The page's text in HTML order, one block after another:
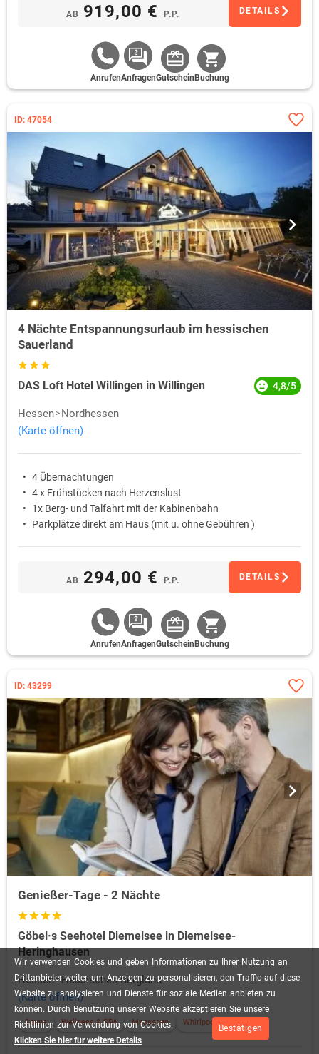
Wir verwenden Cookies und geben Informationen zu Ihrer Nutzung an
Drittanbieter weiter, um Anzeigen zu personalisieren, den Traffic auf diese
Website zu analysieren und Dienste für soziale Medien anbieten zu
können. Durch Benutzung unserer Website akzeptieren Sie unsere
Richtlinien zur Verwendung von Cookies.
Klicken Sie hier für weitere Details
Bestätigen
AB 919,00 € P.P. DETAILS
AnrufenAnfragenGutschein Buchung
ID: 47054
4 Nächte Entspannungsurlaub im hessischen
Sauerland
DAS Loft Hotel Willingen in Willingen 4,8/5
Hessen
Nordhessen
(Karte öffnen)
4 Übernachtungen
4 x Frühstücken nach Herzenslust
1x Berg- und Talfahrt mit der Kabinenbahn
Parkplätze direkt am Haus (mit u. ohne Gebühren )
AB 294,00 € P.P. DETAILS
AnrufenAnfragenGutschein Buchung
ID: 43299
Genießer-Tage - 2 Nächte
Göbel·s Seehotel Diemelsee in Diemelsee-
Heringhausen
Hessen Hessisches Bergland
(Karte öffnen)
Sauna Wellness & SPA Massagen Whirlpool